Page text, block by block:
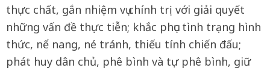
thực chất, gắn nhiệm vụ chính trị với giải quyết
những vấn đề thực tiễn; khắc phục tình trạng hình
thức, nể nang, né tránh, thiếu tính chiến đấu;
phát huy dân chủ, phê bình và tự phê bình, giữ